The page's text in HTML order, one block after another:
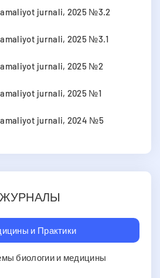
jurnali, 2025 №3.2
jurnali, 2025 №3.1
jurnali, 2025 №2
jurnali, 2025 №1
amaliyot jurnali, 2024 №5
и Практики
биологии и медицины